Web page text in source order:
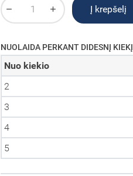
Į krepšelį
NUOLAIDA PERKANT DIDESNĮ KIEKĮ
Nuo kiekio
2
3
4
5